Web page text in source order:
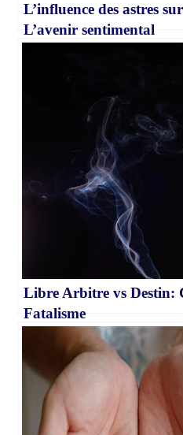
L’influence des astres
L’avenir sentimental
Libre Arbitre vs Destin:
Fatalisme